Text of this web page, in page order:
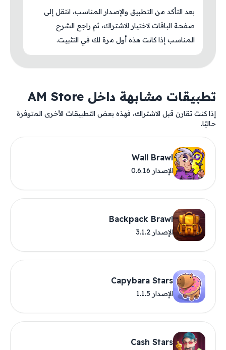
بعد التأكد من التطبيق والإصدار المناسب، انتقل إلى
صفحة الباقات لاختيار الاشتراك، ثم راجع الشرح
المناسب إذا كانت هذه أول مرة لك في التثبيت.
تطبيقات مشابهة داخل AM Store
إذا كنت تقارن قبل الاشتراك، فهذه بعض التطبيقات الأخرى المتوفرة
حاليًا.
Wall Brawl
الإصدار 0.6.16
Backpack Brawl
الإصدار 3.1.2
Capybara Stars
الإصدار 1.1.5
Cash Stars